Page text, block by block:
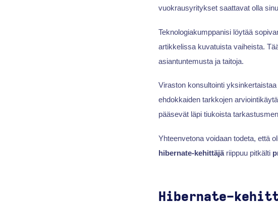
vuokrausyritykset saattavat olla
Teknologiakumppanisi löytää
artikkelissa kuvatuista vaiheista.
asiantuntemusta ja taitoja.
Viraston konsultointi yksinkertaistaa
ehdokkaiden tarkkojen
pääsevät läpi tiukoista
Yhteenvetona voidaan todeta, että
hibernate-kehittäjä riippuu pitkälti
Hibernate-